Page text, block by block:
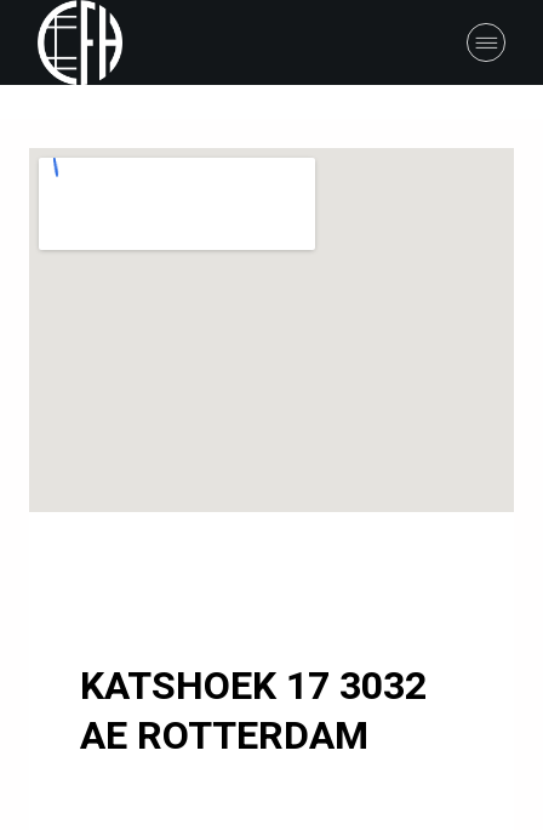
KATSHOEK 17 3032
AE ROTTERDAM